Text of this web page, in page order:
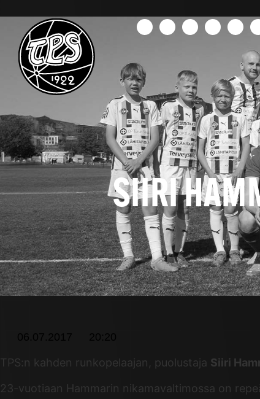
SIIRI
06.07.2017
TPS:n kahden runkopelaajan, puolustaja Siiri
23-vuotiaan Hammarin nikamavaltimossa on